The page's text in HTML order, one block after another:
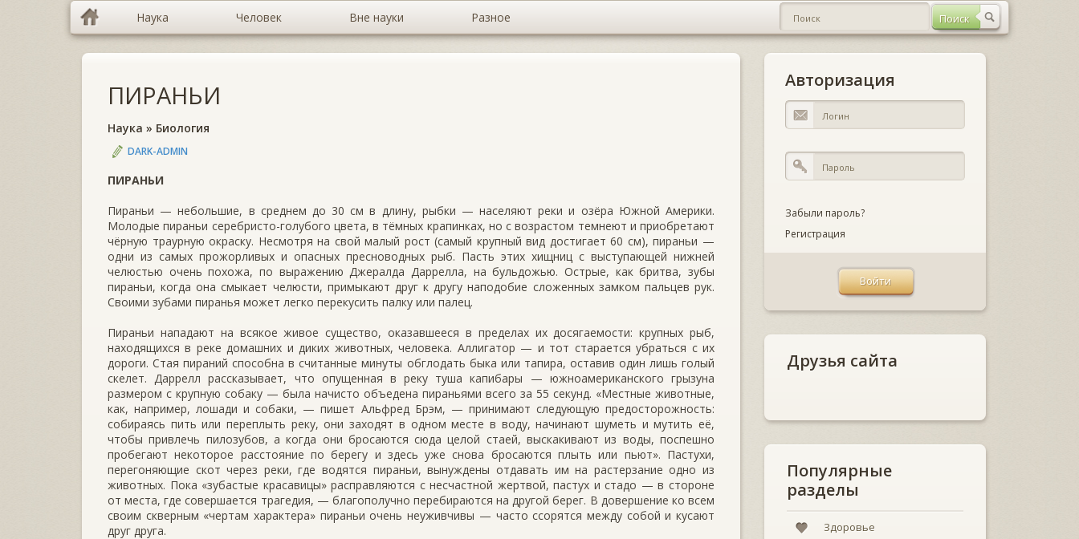
Наука Человек Вне науки Разное
ПИРАНЬИ
Наука » Биология
DARK-ADMIN
ПИРАНЬИ
Пираньи — небольшие, в среднем до 30 см в длину, рыбки — населяют реки и озёра Юж­ной Америки.
Молодые пираньи серебристо-го­лубого цвета, в тёмных крапинках, но с возра­стом темнеют и приобретают
чёрную траурную окраску. Несмотря на свой малый рост (самый крупный вид достигает 60 см), пираньи —
одни из самых прожорливых и опасных пресноводных рыб. Пасть этих хищниц с выступающей нижней
челюстью очень похожа, по выражению Джералда Даррелла, на бульдожью. Острые, как бритва, зубы
пираньи, когда она смыкает челюсти, при­мыкают друг к другу наподобие сложенных зам­ком пальцев рук.
Своими зубами пиранья может легко перекусить палку или палец.
Пираньи нападают на всякое живое существо, оказавшееся в пределах их досягаемости: круп­ных рыб,
находящихся в реке домашних и ди­ких животных, человека. Аллигатор — и тот старается убраться с их
дороги. Стая пираний способна в считанные минуты обглодать быка или тапира, оставив один лишь голый
скелет. Даррелл рассказывает, что опущенная в реку туша капибары — южноамериканского грызуна
размером с крупную собаку — была начисто объедена пираньями всего за 55 секунд. «Мест­ные животные,
как, например, лошади и соба­ки, — пишет Альфред Брэм, — принимают сле­дующую предосторожность:
собираясь пить или переплыть реку, они заходят в одном месте в воду, начинают шуметь и мутить её,
чтобы при­влечь пилозубов, а когда они бросаются сюда целой стаей, выскакивают из воды, поспешно
пробегают некоторое расстояние по берегу и здесь уже снова бросаются плыть или пьют». Пастухи,
перегоняющие скот через реки, где водятся пи­раньи, вынуждены отдавать им на растерзание одно из
животных. Пока «зубастые красавицы» расправляются с несчастной жертвой, пастух и стадо — в стороне
от места, где совершается трагедия, — благополучно перебираются на дру­гой берег. В довершение ко всем
своим скверным «чертам характера» пираньи очень неуживчи­вы — часто ссорятся между собой и кусают
друг друга.
Авторизация
Забыли пароль?
Регистрация
Друзья сайта
Популярные
разделы
Здоровье